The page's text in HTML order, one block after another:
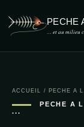
PECHE
… et au milieu
ACCUEIL / PECHE A
PECHE A
...